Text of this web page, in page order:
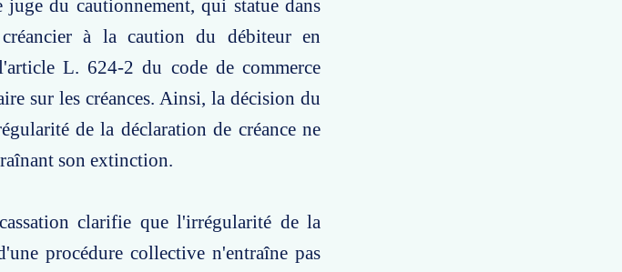
du cautionnement, qui statue dans
à la caution du débiteur en
L. 624-2 du code de commerce
sur les créances. Ainsi, la décision du
de la déclaration de créance ne
son extinction.
clarifie que l'irrégularité de la
procédure collective n'entraîne pas